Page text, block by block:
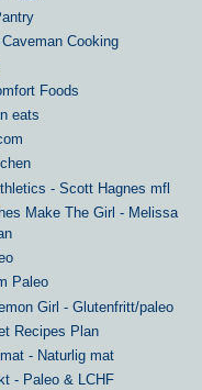
Cooking
Foods
eats
- Scott Hagnes mfl
Make The Girl - Melissa
Paleo
Girl - Glutenfritt/paleo
Recipes Plan
- Naturlig mat
- Paleo & LCHF